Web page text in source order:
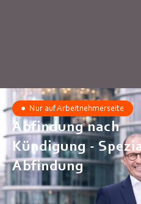
Nur auf Arbeitnehmerseite
Abfindung nach
Kündigung -
Abfindung